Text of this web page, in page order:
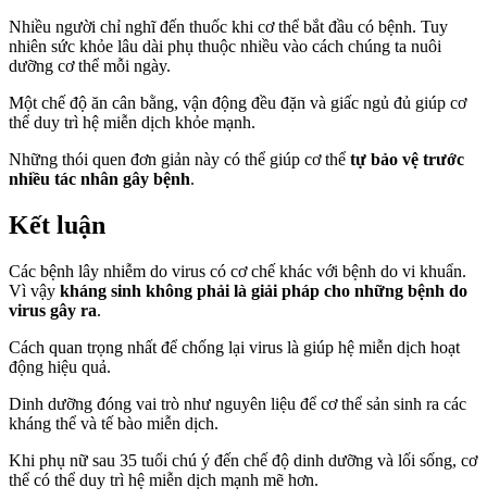
Nhiều người chỉ nghĩ đến thuốc khi cơ thể bắt đầu có bệnh. Tuy
nhiên sức khỏe lâu dài phụ thuộc nhiều vào cách chúng ta nuôi
dưỡng cơ thể mỗi ngày.
Một chế độ ăn cân bằng, vận động đều đặn và giấc ngủ đủ giúp cơ
thể duy trì hệ miễn dịch khỏe mạnh.
Những thói quen đơn giản này có thể giúp cơ thể tự bảo vệ trước
nhiều tác nhân gây bệnh.
Kết luận
Các bệnh lây nhiễm do virus có cơ chế khác với bệnh do vi khuẩn.
Vì vậy kháng sinh không phải là giải pháp cho những bệnh do
virus gây ra.
Cách quan trọng nhất để chống lại virus là giúp hệ miễn dịch hoạt
động hiệu quả.
Dinh dưỡng đóng vai trò như nguyên liệu để cơ thể sản sinh ra các
kháng thể và tế bào miễn dịch.
Khi phụ nữ sau 35 tuổi chú ý đến chế độ dinh dưỡng và lối sống, cơ
thể có thể duy trì hệ miễn dịch mạnh mẽ hơn.